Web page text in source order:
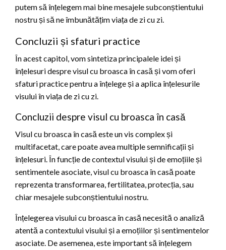
putem să înțelegem mai bine mesajele subconștientului
nostru și să ne îmbunătățim viața de zi cu zi.
Concluzii și sfaturi practice
În acest capitol, vom sintetiza principalele idei și
înțelesuri despre visul cu broasca în casă și vom oferi
sfaturi practice pentru a înțelege și a aplica înțelesurile
visului în viața de zi cu zi.
Concluzii despre visul cu broasca în casă
Visul cu broasca în casă este un vis complex și
multifacetat, care poate avea multiple semnificații și
înțelesuri. În funcție de contextul visului și de emoțiile și
sentimentele asociate, visul cu broasca în casă poate
reprezenta transformarea, fertilitatea, protecția, sau
chiar mesajele subconștientului nostru.
Înțelegerea visului cu broasca în casă necesită o analiză
atentă a contextului visului și a emoțiilor și sentimentelor
asociate. De asemenea, este important să înțelegem